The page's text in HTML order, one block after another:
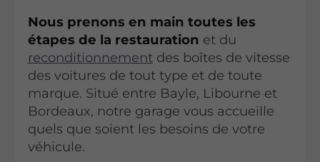
Nous prenons en main toutes les
étapes de la restauration et du
reconditionnementdes boîtes de vitesse
des voitures de tout type et de toute
marque. Situé entre Bayle, Libourne et
Bordeaux, notre garage vous accueille
quels que soient les besoins de votre
véhicule.